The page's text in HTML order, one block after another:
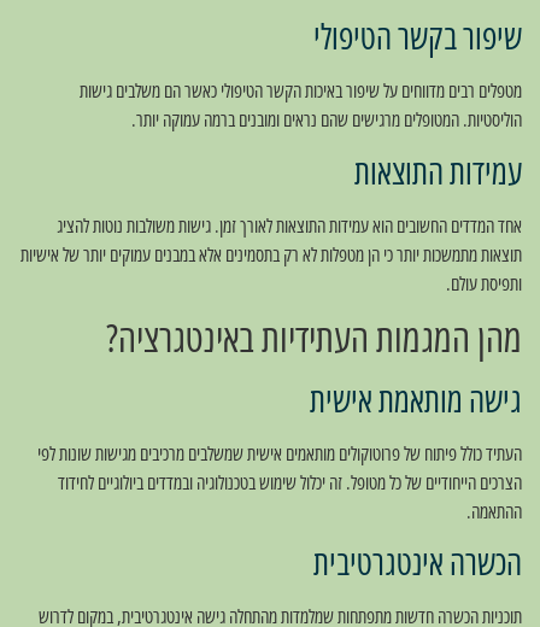
שיפור בקשר הטיפולי
מטפלים רבים מדווחים על שיפור באיכות הקשר הטיפולי כאשר הם משלבים גישות
הוליסטיות. המטופלים מרגישים שהם נראים ומובנים ברמה עמוקה יותר.
עמידות התוצאות
אחד המדדים החשובים הוא עמידות התוצאות לאורך זמן. גישות משולבות נוטות להציג
תוצאות מתמשכות יותר כי הן מטפלות לא רק בתסמינים אלא במבנים עמוקים יותר של אישיות
ותפיסת עולם.
מהן המגמות העתידיות באינטגרציה?
גישה מותאמת אישית
העתיד כולל פיתוח של פרוטוקולים מותאמים אישית שמשלבים מרכיבים מגישות שונות לפי
הצרכים הייחודיים של כל מטופל. זה יכלול שימוש בטכנולוגיה ובמדדים ביולוגיים לחידוד
ההתאמה.
הכשרה אינטגרטיבית
תוכניות הכשרה חדשות מתפתחות שמלמדות מהתחלה גישה אינטגרטיבית, במקום לדרוש